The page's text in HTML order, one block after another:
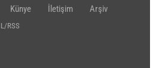
Künye İletişim
Arşiv
RSS